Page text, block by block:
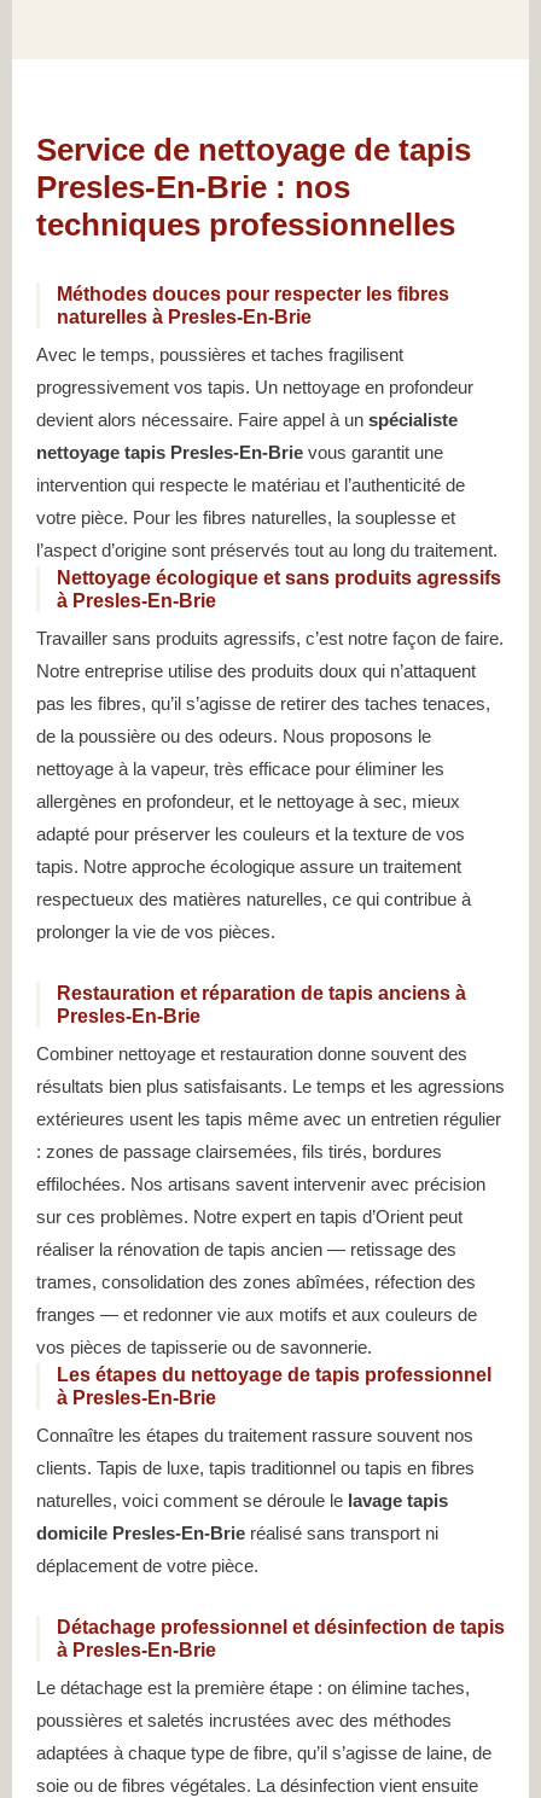
Service de nettoyage de tapis
Presles-En-Brie : nos
techniques professionnelles
Méthodes douces pour respecter les fibres
naturelles à Presles-En-Brie
Avec le temps, poussières et taches fragilisent
progressivement vos tapis. Un nettoyage en profondeur
devient alors nécessaire. Faire appel à un spécialiste
nettoyage tapis Presles-En-Brie vous garantit une
intervention qui respecte le matériau et l’authenticité de
votre pièce. Pour les fibres naturelles, la souplesse et
l’aspect d’origine sont préservés tout au long du traitement.
Nettoyage écologique et sans produits agressifs
à Presles-En-Brie
Travailler sans produits agressifs, c’est notre façon de faire.
Notre entreprise utilise des produits doux qui n’attaquent
pas les fibres, qu’il s’agisse de retirer des taches tenaces,
de la poussière ou des odeurs. Nous proposons le
nettoyage à la vapeur, très efficace pour éliminer les
allergènes en profondeur, et le nettoyage à sec, mieux
adapté pour préserver les couleurs et la texture de vos
tapis. Notre approche écologique assure un traitement
respectueux des matières naturelles, ce qui contribue à
prolonger la vie de vos pièces.
Restauration et réparation de tapis anciens à
Presles-En-Brie
Combiner nettoyage et restauration donne souvent des
résultats bien plus satisfaisants. Le temps et les agressions
extérieures usent les tapis même avec un entretien régulier
: zones de passage clairsemées, fils tirés, bordures
effilochées. Nos artisans savent intervenir avec précision
sur ces problèmes. Notre expert en tapis d’Orient peut
réaliser la rénovation de tapis ancien — retissage des
trames, consolidation des zones abîmées, réfection des
franges — et redonner vie aux motifs et aux couleurs de
vos pièces de tapisserie ou de savonnerie.
Les étapes du nettoyage de tapis professionnel
à Presles-En-Brie
Connaître les étapes du traitement rassure souvent nos
clients. Tapis de luxe, tapis traditionnel ou tapis en fibres
naturelles, voici comment se déroule le lavage tapis
domicile Presles-En-Brie réalisé sans transport ni
déplacement de votre pièce.
Détachage professionnel et désinfection de tapis
à Presles-En-Brie
Le détachage est la première étape : on élimine taches,
poussières et saletés incrustées avec des méthodes
adaptées à chaque type de fibre, qu’il s’agisse de laine, de
soie ou de fibres végétales. La désinfection vient ensuite